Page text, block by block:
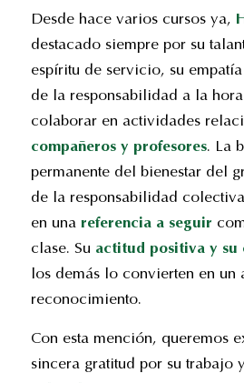
Desde hace varios cursos ya,
destacado siempre por su
espíritu de servicio, su
de la responsabilidad a la
colaborar en actividades
compañeros y profesores. La
permanente del bienestar del
de la responsabilidad
en una referencia a seguir
clase. Su actitud positiva y su
los demás lo convierten en un
reconocimiento.
Con esta mención, queremos
sincera gratitud por su trabajo